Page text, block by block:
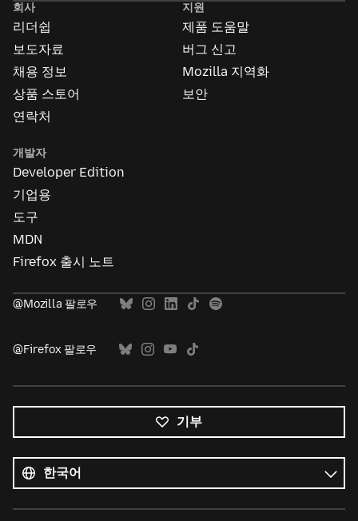
회사
리더쉽
보도자료
채용 정보
상품 스토어
연락처
지원
제품 도움말
버그 신고
Mozilla 지역화
보안
개발자
Developer Edition
기업용
도구
MDN
Firefox 출시 노트
@Mozilla 팔로우
@Firefox 팔로우
기부
언어
언어